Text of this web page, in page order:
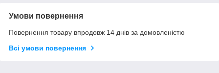
Умови повернення
Повернення товару впродовж 14 днів за домовленістю
Всі умови повернення